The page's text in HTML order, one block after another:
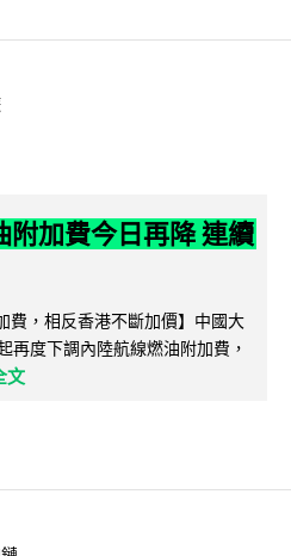
附加費今日再降 連續
費，相反香港不斷加價】中國大
再度下調內陸航線燃油附加費，
文